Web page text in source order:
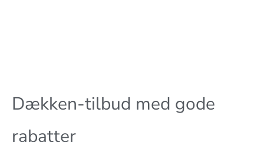
Dækken-tilbud med gode
rabatter